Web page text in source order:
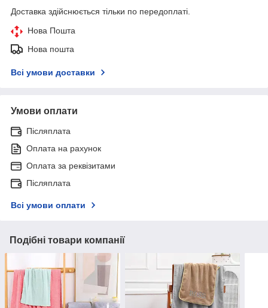
Доставка здійснюється тільки по передоплаті.
Нова Пошта
Нова пошта
Всі умови доставки
Умови оплати
Післяплата
Оплата на рахунок
Оплата за реквізитами
Післяплата
Всі умови оплати
Подібні товари компанії